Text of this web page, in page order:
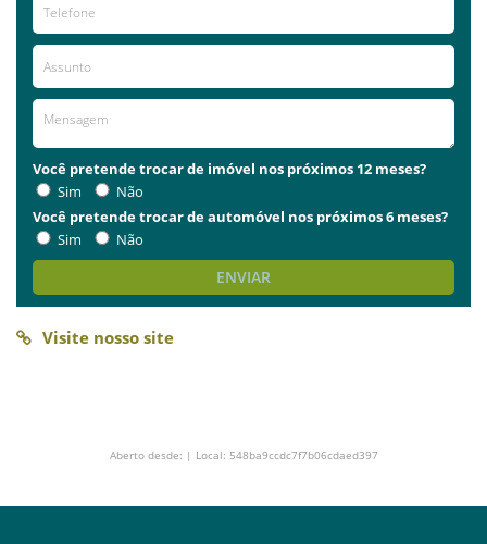
Você pretende trocar de imóvel nos próximos 12 meses?
Sim
Não
Você pretende trocar de automóvel nos próximos 6 meses?
Sim
Não
ENVIAR
Visite nosso site
Aberto desde: | Local: 548ba9ccdc7f7b06cdaed397